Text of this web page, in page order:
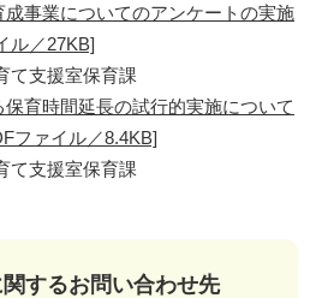
成事業についてのアンケートの実施
ル／27KB]
て支援室保育課
育時間延長の試行的実施について
ファイル／8.4KB]
て支援室保育課
するお問い合わせ先